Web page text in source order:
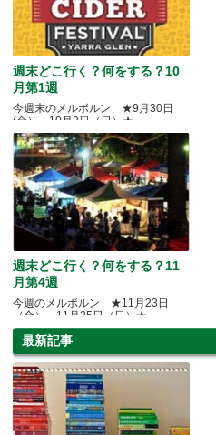
週末どこ行く？何をする？10
月第1週
今週末のメルボルン ★9月30日
(金）～10月2日（日）★
週末どこ行く？何をする？11
月第4週
今週のメルボルン ★11月23日
（金）～11月25日（日）★
最新記事